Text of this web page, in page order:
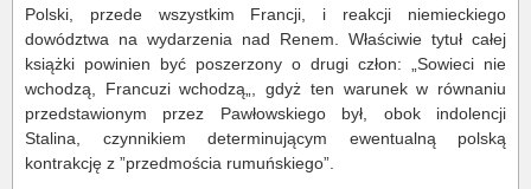
Polski, przede wszystkim Francji, i reakcji niemieckiego
dowództwa na wydarzenia nad Renem. Właściwie tytuł całej
książki powinien być poszerzony o drugi człon: „Sowieci nie
wchodzą, Francuzi wchodzą„, gdyż ten warunek w równaniu
przedstawionym przez Pawłowskiego był, obok indolencji
Stalina, czynnikiem determinującym ewentualną polską
kontrakcję z ”przedmościa rumuńskiego”.